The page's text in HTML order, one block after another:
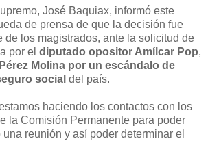
José Baquiax, informó este
de prensa de que la decisión fue
de los magistrados, ante la solicitud de
por el diputado opositor Amílcar Pop,
Molina por un escándalo de
social del país.
haciendo los contactos con los
la Comisión Permanente para poder
reunión y así poder determinar el